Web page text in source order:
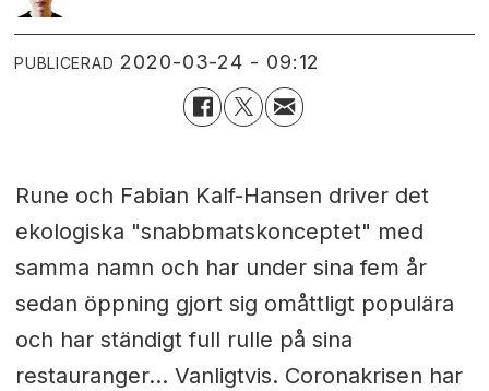
PUBLICERAD 2020-03-24 - 09:12
Rune och Fabian Kalf-Hansen driver det
ekologiska "snabbmatskonceptet" med
samma namn och har under sina fem år
sedan öppning gjort sig omåttligt populära
och har ständigt full rulle på sina
restauranger... Vanligtvis. Coronakrisen har